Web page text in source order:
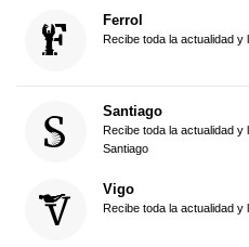
Ferrol
Recibe toda la actualidad
Santiago
Recibe toda la actualidad
Santiago
Vigo
Recibe toda la actualidad